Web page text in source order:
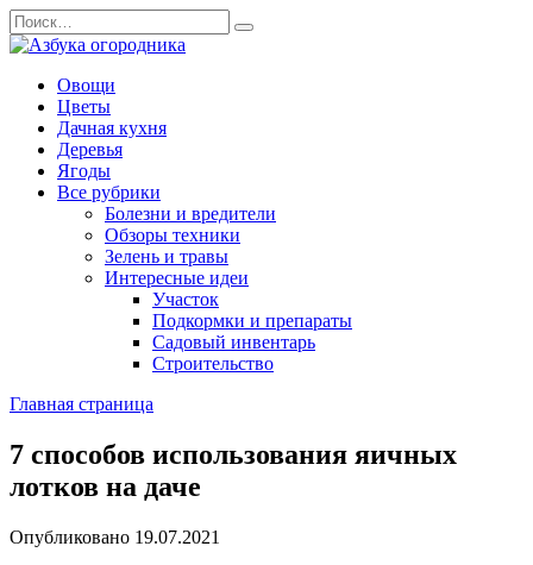
Перейти
к
содержанию
Search
for:
Овощи
Цветы
Дачная кухня
Деревья
Ягоды
Все рубрики
Болезни и вредители
Обзоры техники
Зелень и травы
Интересные идеи
Участок
Подкормки и препараты
Садовый инвентарь
Строительство
Главная страница
7 способов использования яичных
лотков на даче
Опубликовано 19.07.2021